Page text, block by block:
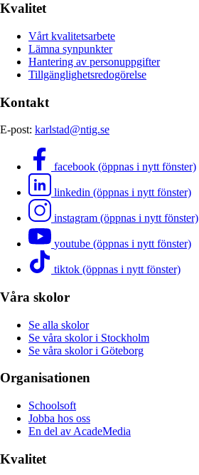
Kvalitet
Vårt kvalitetsarbete
Lämna synpunkter
Hantering av personuppgifter
Tillgänglighetsredogörelse
Kontakt
E-post: karlstad@ntig.se
facebook (öppnas i nytt fönster)
linkedin (öppnas i nytt fönster)
instagram (öppnas i nytt fönster)
youtube (öppnas i nytt fönster)
tiktok (öppnas i nytt fönster)
Våra skolor
Se alla skolor
Se våra skolor i Stockholm
Se våra skolor i Göteborg
Organisationen
Schoolsoft
Jobba hos oss
En del av AcadeMedia
Kvalitet